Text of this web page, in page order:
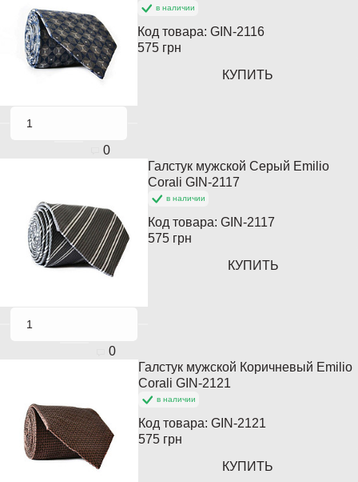
0
в наличии
Код товара: GIN-2116
575 грн
КУПИТЬ
0
Галстук мужской Серый Emilio
Corali GIN-2117
в наличии
Код товара:GIN-2117
575 грн
КУПИТЬ
Галстук мужской Коричневый Emilio
Corali GIN-2121
в наличии
Код товара: GIN-2121
575 грн
КУПИТЬ